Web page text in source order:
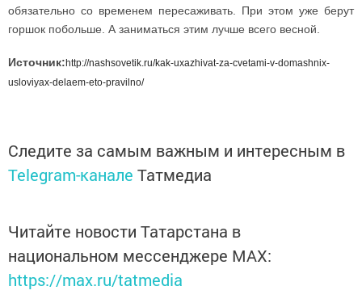
обязательно со временем пересаживать. При этом уже берут
горшок побольше. А заниматься этим лучше всего весной.
Источник: http://nashsovetik.ru/kak-uxazhivat-za-cvetami-v-domashnix-
usloviyax-delaem-eto-pravilno/
Следите за самым важным и интересным в
Telegram-канале Татмедиа
Читайте новости Татарстана в
национальном мессенджере MАХ:
https://max.ru/tatmedia